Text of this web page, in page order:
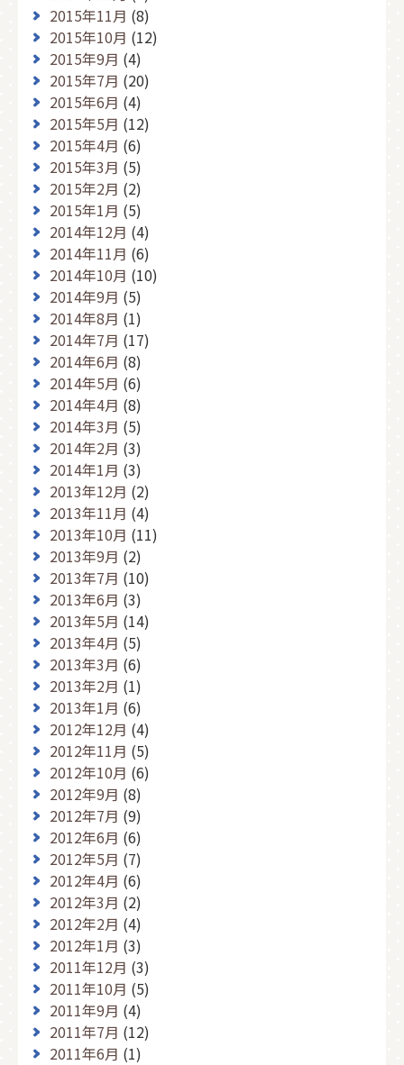
2015年11月 (8)
2015年10月 (12)
2015年9月 (4)
2015年7月 (20)
2015年6月 (4)
2015年5月 (12)
2015年4月 (6)
2015年3月 (5)
2015年2月 (2)
2015年1月 (5)
2014年12月 (4)
2014年11月 (6)
2014年10月 (10)
2014年9月 (5)
2014年8月 (1)
2014年7月 (17)
2014年6月 (8)
2014年5月 (6)
2014年4月 (8)
2014年3月 (5)
2014年2月 (3)
2014年1月 (3)
2013年12月 (2)
2013年11月 (4)
2013年10月 (11)
2013年9月 (2)
2013年7月 (10)
2013年6月 (3)
2013年5月 (14)
2013年4月 (5)
2013年3月 (6)
2013年2月 (1)
2013年1月 (6)
2012年12月 (4)
2012年11月 (5)
2012年10月 (6)
2012年9月 (8)
2012年7月 (9)
2012年6月 (6)
2012年5月 (7)
2012年4月 (6)
2012年3月 (2)
2012年2月 (4)
2012年1月 (3)
2011年12月 (3)
2011年10月 (5)
2011年9月 (4)
2011年7月 (12)
2011年6月 (1)